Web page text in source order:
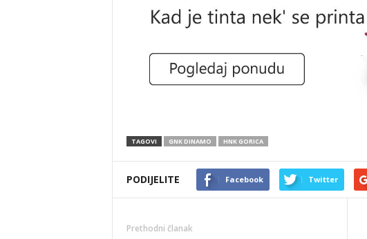
TAGOVI GNK DINAMO HNK GORICA
PODIJELITE Facebook Twitter
Prethodni članak